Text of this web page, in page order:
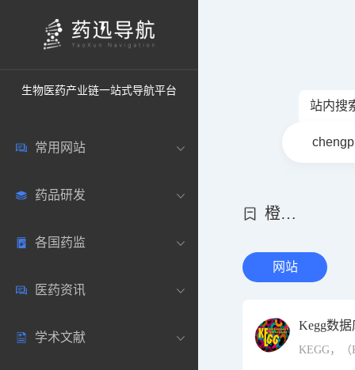
生物医药产业链一站式导航平台
常用网站
中国常用
药圈资讯
邮箱登录
药典网站
药品研发
药研数据库
药品说明书
药物临床
各国药监
中国
美国
医药资讯
医药新闻
学术文献
站内搜
橙皮书历史档案
网站
Kegg数据
KEGG，（